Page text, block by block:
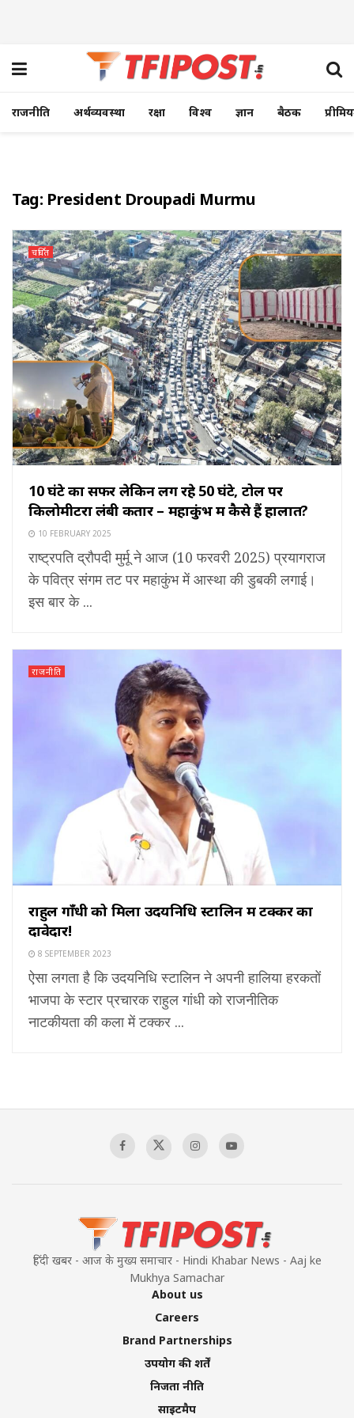
राजनीति अर्थव्यवस्था रक्षा विश्व ज्ञान बैठक
Tag: President Droupadi Murmu
चर्चित
10 घंटे का सफर लेकिन लग रहे 50 घंटे, टोल पर
किलोमीटरों लंबी कतारें – महाकुंभ में कैसे हैं हालात?
10 FEBRUARY 2025
राष्ट्रपति द्रौपदी मुर्मू ने आज (10 फरवरी 2025) प्रयागराज
के पवित्र संगम तट पर महाकुंभ में आस्था की डुबकी लगाई।
इस बार के ...
राजनीति
राहुल गाँधी को मिला उदयनिधि स्टालिन में टक्कर का
दावेदार!
8 SEPTEMBER 2023
ऐसा लगता है कि उदयनिधि स्टालिन ने अपनी हालिया हरकतों
भाजपा के स्टार प्रचारक राहुल गांधी को राजनीतिक
नाटकीयता की कला में टक्कर ...
हिंदी खबर - आज के मुख्य समाचार - Hindi Khabar News - Aaj ke
Mukhya Samachar
About us
Careers
Brand Partnerships
उपयोग की शर्तें
निजता नीति
साइटमैप